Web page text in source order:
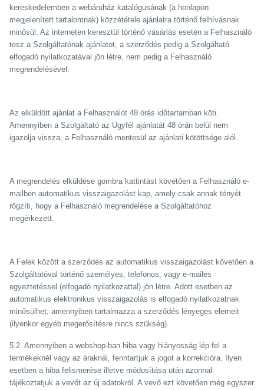
kereskedelemben a webáruház katalógusának (a honlapon
megjelenített tartalomnak) közzététele ajánlatra történő felhívásnak
minősül. Az interneten keresztül történő vásárlás esetén a Felhasználó
tesz a Szolgáltatónak ajánlatot, a szerződés pedig a Szolgáltató
elfogadó nyilatkozatával jön létre, nem pedig a Felhasználó
megrendelésével.
Az elküldött ajánlat a Felhasználót 48 órás időtartamban köti.
Amennyiben a Szolgáltató az Ügyfél ajánlatát 48 órán belül nem
igazolja vissza, a Felhasználó mentesül az ajánlati kötöttsége alól.
A megrendelés elküldése gombra kattintást követően a Felhasználó e-
mailben automatikus visszaigazolást kap, amely csak annak tényét
rögzíti, hogy a Felhasználó megrendelése a Szolgáltatóhoz
megérkezett.
A Felek között a szerződés az automatikus visszaigazolást követően a
Szolgáltatóval történő személyes, telefonos, vagy e-mailes
egyeztetéssel (elfogadó nyilatkozattal) jön létre. Adott esetben az
automatikus elektronikus visszaigazolás is elfogadó nyilatkozatnak
minősülhet, amennyiben tartalmazza a szerződés lényeges elemeit
(ilyenkor egyéb megerősítésre nincs szükség).
5.2. Amennyiben a webshop-ban hiba vagy hiányosság lép fel a
termékeknél vagy az áraknál, fenntartjuk a jogot a korrekcióra. Ilyen
esetben a hiba felismerése illetve módosítása után azonnal
tájékoztatjuk a vevőt az új adatokról. A vevő ezt követően még egyszer